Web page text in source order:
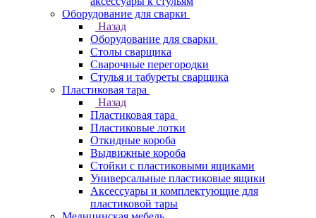
Оборудование для сварки
Назад
Оборудование для сварки
Столы сварщика
Сварочные перегородки
Стулья и табуреты сварщика
Пластиковая тара
Назад
Пластиковая тара
Пластиковые лотки
Откидные короба
Выдвижные короба
Стойки с пластиковыми ящиками
Универсальные пластиковые ящики
Аксессуары и комплектующие для
пластиковой тары